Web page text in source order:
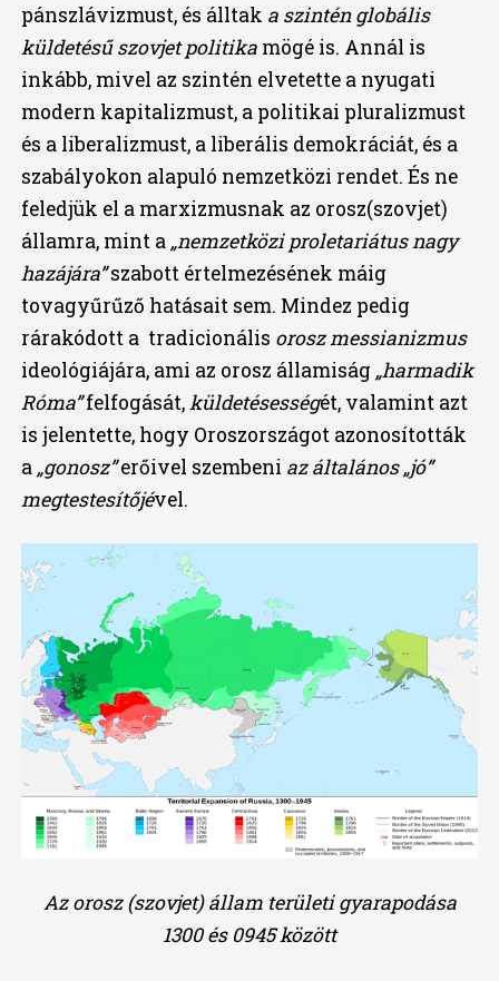
pánszlávizmust, és álltak a szintén globális
küldetésű szovjet politikamögé is. Annál is
inkább, mivel az szintén elvetette a nyugati
modern kapitalizmust, a politikai pluralizmust
és a liberalizmust, a liberális demokráciát, és a
szabályokon alapuló nemzetközi rendet. És ne
feledjük el a marxizmusnak az orosz(szovjet)
államra, mint a „nemzetközi proletariátus nagy
hazájára”szabott értelmezésének máig
tovagyűrűző hatásait sem. Mindez pedig
rárakódott a tradicionális orosz messianizmus
ideológiájára, ami az orosz államiság „harmadik
Róma”felfogását,küldetésességét, valamint azt
is jelentette, hogy Oroszországot azonosították
a „gonosz”erőivel szembeni az általános „jó”
megtestesítőjével.
Az orosz (szovjet) állam területi gyarapodása
1300 és 0945 között